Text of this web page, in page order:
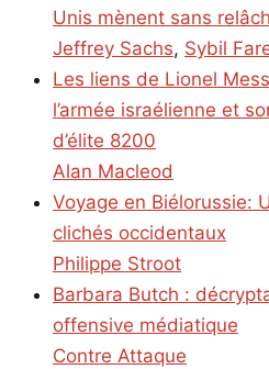
Unis mènent sans
Jeffrey Sachs, Sybil
Les liens de Lionel
l’armée israélienne et
d’élite 8200
Alan Macleod
Voyage en Biélorussie:
clichés occidentaux
Philippe Stroot
Barbara Butch :
offensive médiatique
Contre Attaque